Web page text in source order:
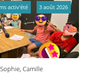
Camille
activ'été 3 août 2026